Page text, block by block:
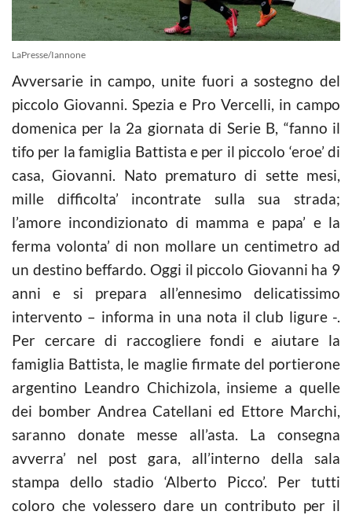
LaPresse/Iannone
Avversarie in campo, unite fuori a sostegno del
piccolo Giovanni. Spezia e Pro Vercelli, in campo
domenica per la 2a giornata di Serie B, “fanno il
tifo per la famiglia Battista e per il piccolo ‘eroe’ di
casa, Giovanni. Nato prematuro di sette mesi,
mille difficolta’ incontrate sulla sua strada;
l’amore incondizionato di mamma e papa’ e la
ferma volonta’ di non mollare un centimetro ad
un destino beffardo. Oggi il piccolo Giovanni ha 9
anni e si prepara all’ennesimo delicatissimo
intervento – informa in una nota il club ligure -.
Per cercare di raccogliere fondi e aiutare la
famiglia Battista, le maglie firmate del portierone
argentino Leandro Chichizola, insieme a quelle
dei bomber Andrea Catellani ed Ettore Marchi,
saranno donate messe all’asta. La consegna
avverra’ nel post gara, all’interno della sala
stampa dello stadio ‘Alberto Picco’. Per tutti
coloro che volessero dare un contributo per il